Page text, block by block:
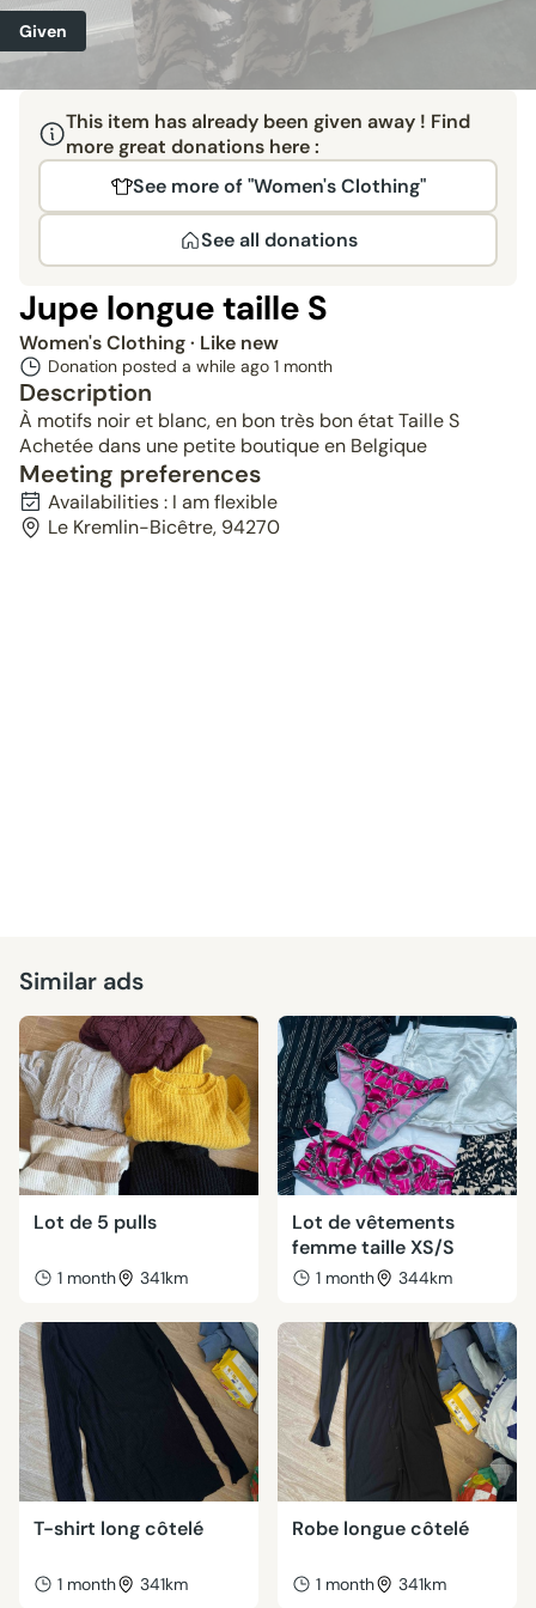
Given
This item has already been given away ! Find
more great donations here :
See more of "Women's Clothing"
See all donations
Jupe longue taille S
Women's Clothing· Like new
Donation posted a while ago 1 month
Description
À motifs noir et blanc, en bon très bon état Taille S
Achetée dans une petite boutique en Belgique
Meeting preferences
Availabilities : I am flexible
Le Kremlin-Bicêtre, 94270
Similar ads
Lot de 5 pulls
1 month 341km
Lot de vêtements
femme taille XS/S
1 month 344km
T-shirt long côtelé
1 month 341km
Robe longue côtelé
1 month 341km